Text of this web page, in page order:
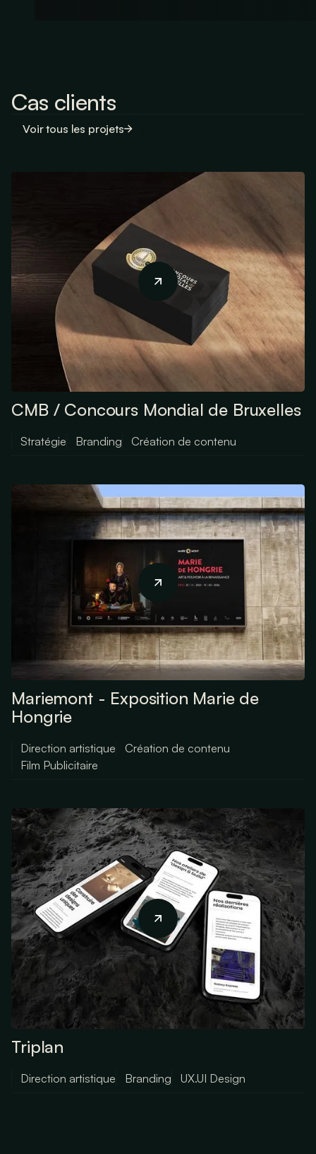
Cas clients
Voir tous les projets
CMB / Concours Mondial de Bruxelles
Stratégie Branding Création de contenu
Mariemont - Exposition Marie de
Hongrie
Direction artistique
Création de contenu
Film Publicitaire
Triplan
Direction artistique Branding UX.UI Design